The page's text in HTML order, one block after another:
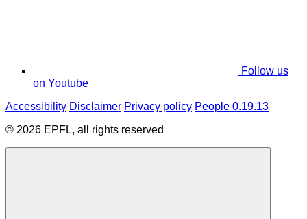
Follow us
on Youtube
Accessibility Disclaimer Privacy policy People 0.19.13
© 2026 EPFL, all rights reserved